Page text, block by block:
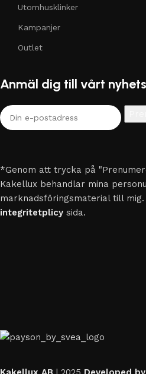
Utomhusklinker
Kampanjer
Outlet
Anmäl dig till vårt
*Genom att trycka på
Kakellux behandlar mina
marknadsföringsmaterial till
integritetplicy sida.